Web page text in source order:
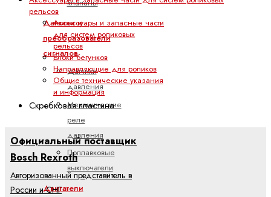
Датчики и
преобразователи
сигналов
Датчики
давления
Механические
реле
давления
Поплавковые
выключатели
Двигатели
рельсов
Аксессуары и запасные части
для систем роликовых
рельсов
Блоки бегунков
Направляющие для роликов
Общие технические указания
и информация
Скребковая пластина
Официальный поставщик
Bosch Rexroth
Авторизованный представитель в
России и СНГ